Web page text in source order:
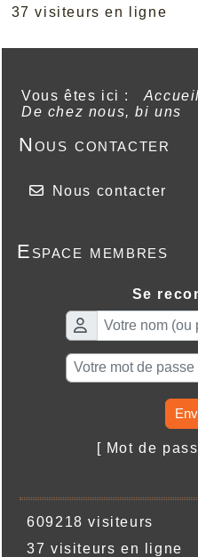
37 visiteurs en ligne
Vous êtes ici : Accueil
De chez nous, bi uns
Nous contacter
Nous contacter
Espace membres
Se
[ Mot de
609218 visiteurs
37 visiteurs en ligne